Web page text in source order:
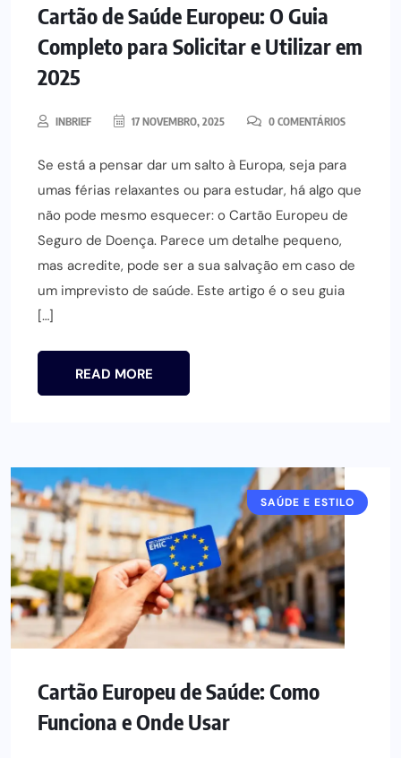
Cartão de Saúde Europeu: O Guia
Completo para Solicitar e Utilizar em
2025
INBRIEF 17 NOVEMBRO, 2025 0 COMENTÁRIOS
Se está a pensar dar um salto à Europa, seja para
umas férias relaxantes ou para estudar, há algo que
não pode mesmo esquecer: o Cartão Europeu de
Seguro de Doença. Parece um detalhe pequeno,
mas acredite, pode ser a sua salvação em caso de
um imprevisto de saúde. Este artigo é o seu guia
[…]
READ MORE
SAÚDE E ESTILO
Cartão Europeu de Saúde: Como
Funciona e Onde Usar